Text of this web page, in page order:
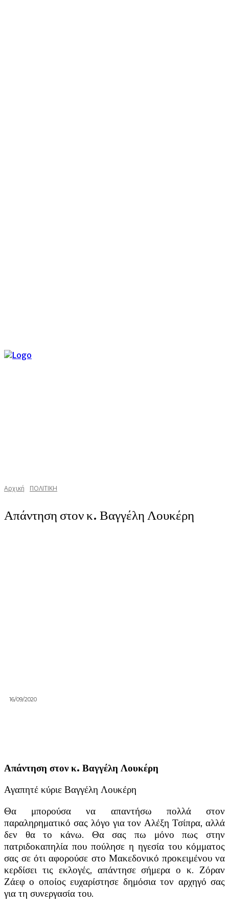
Αρχική ΠΟΛΙΤΙΚΗ
Απάντηση στον κ. Βαγγέλη Λουκέρη
16/09/2020
Απάντηση στον κ. Βαγγέλη Λουκέρη
Αγαπητέ κύριε Βαγγέλη Λουκέρη
Θα μπορούσα να απαντήσω πολλά στον
παραληρηματικό σας λόγο για τον Αλέξη Τσίπρα, αλλά
δεν θα το κάνω. Θα σας πω μόνο πως στην
πατριδοκαπηλία που πούλησε η ηγεσία του κόμματος
σας σε ότι αφορούσε στο Μακεδονικό προκειμένου να
κερδίσει τις εκλογές, απάντησε σήμερα ο κ. Ζόραν
Ζάεφ ο οποίος ευχαρίστησε δημόσια τον αρχηγό σας
για τη συνεργασία του.